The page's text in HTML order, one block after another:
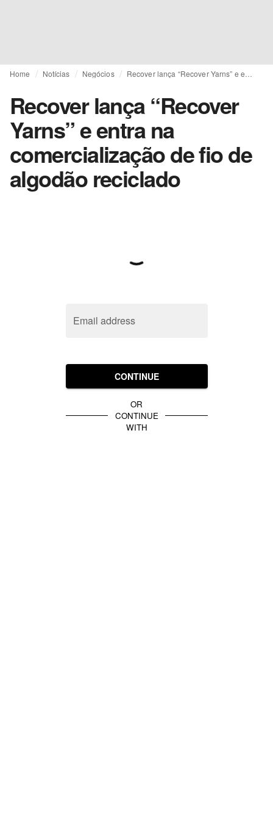
Home Notícias Negócios
Recover lança “Recover
Yarns” e entra na
comercialização de fio de
algodão reciclado
Email address
CONTINUE
OR
CONTINUE
WITH